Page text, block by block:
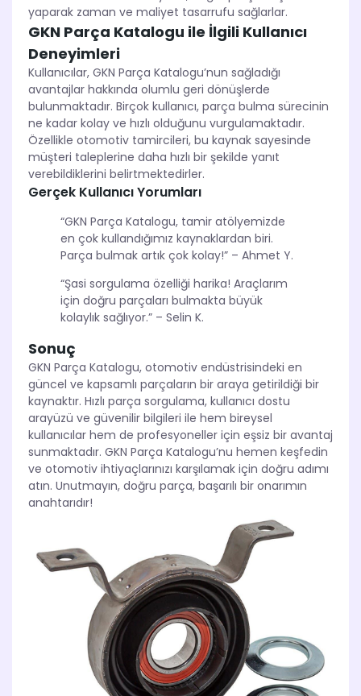
yaparak zaman ve maliyet tasarrufu sağlarlar.
GKN Parça Katalogu ile İlgili Kullanıcı
Deneyimleri
Kullanıcılar, GKN Parça Katalogu’nun sağladığı
avantajlar hakkında olumlu geri dönüşlerde
bulunmaktadır. Birçok kullanıcı, parça bulma sürecinin
ne kadar kolay ve hızlı olduğunu vurgulamaktadır.
Özellikle otomotiv tamircileri, bu kaynak sayesinde
müşteri taleplerine daha hızlı bir şekilde yanıt
verebildiklerini belirtmektedirler.
Gerçek Kullanıcı Yorumları
“GKN Parça Katalogu, tamir atölyemizde
en çok kullandığımız kaynaklardan biri.
Parça bulmak artık çok kolay!” – Ahmet Y.
“Şasi sorgulama özelliği harika! Araçlarım
için doğru parçaları bulmakta büyük
kolaylık sağlıyor.” – Selin K.
Sonuç
GKN Parça Katalogu, otomotiv endüstrisindeki en
güncel ve kapsamlı parçaların bir araya getirildiği bir
kaynaktır. Hızlı parça sorgulama, kullanıcı dostu
arayüzü ve güvenilir bilgileri ile hem bireysel
kullanıcılar hem de profesyoneller için eşsiz bir avantaj
sunmaktadır. GKN Parça Katalogu’nu hemen keşfedin
ve otomotiv ihtiyaçlarınızı karşılamak için doğru adımı
atın. Unutmayın, doğru parça, başarılı bir onarımın
anahtarıdır!